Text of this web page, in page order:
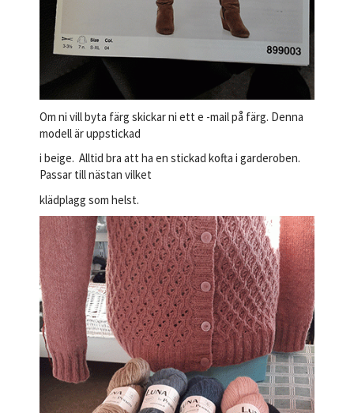
Om ni vill byta färg skickar ni ett e -mail på färg. Denna
modell är uppstickad
i beige. Alltid bra att ha en stickad kofta i garderoben.
Passar till nästan vilket
klädplagg som helst.